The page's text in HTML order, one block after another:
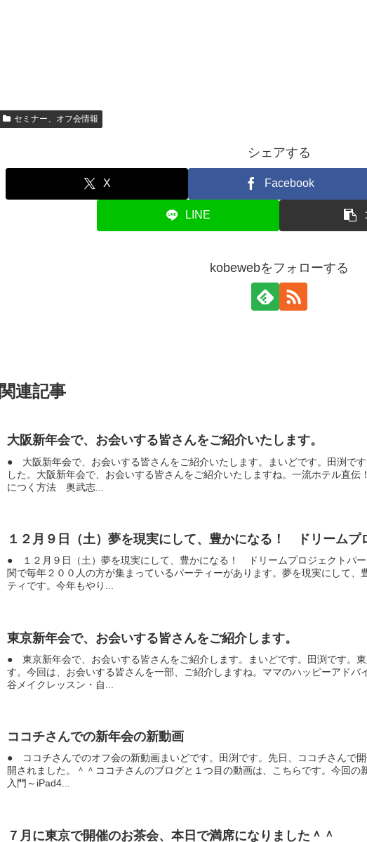
セミナー、オフ会情報
シェアする
X Facebook
LINE
kobewebをフォローする
関連記事
大阪新年会で、お会いする皆さんをご紹介いたします。
● 大阪新年会で、お会いする皆さんをご紹介いたします。まいどです。田渕で
した。大阪新年会で、お会いする皆さんをご紹介いたしますね。一流ホテル直
につく方法 奥武志...
１２月９日（土）夢を現実にして、豊かになる！ ドリームプ
● １２月９日（土）夢を現実にして、豊かになる！ ドリームプロジェクトパ
関で毎年２００人の方が集まっているパーティーがあります。夢を現実にして
ティです。今年もやり...
東京新年会で、お会いする皆さんをご紹介します。
● 東京新年会で、お会いする皆さんをご紹介します。まいどです。田渕です。
す。今回は、お会いする皆さんを一部、ご紹介しますね。ママのハッピーアド
谷メイクレッスン・自...
ココチさんでの新年会の新動画
● ココチさんでのオフ会の新動画まいどです。田渕です。先日、ココチさんで
開されました。＾＾ココチさんのブログと１つ目の動画は、こちらです。今回
入門～iPad4...
７月に東京で開催のお茶会、本日で満席になりました＾＾